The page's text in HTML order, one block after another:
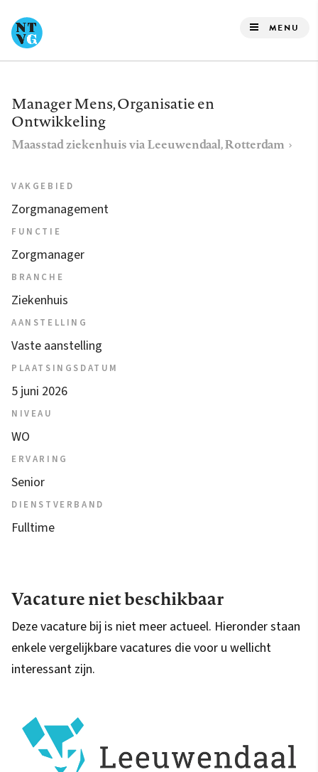
naar
de
gaan
MENU
Manager Mens, Organisatie en
Ontwikkeling
Maasstad ziekenhuis via Leeuwendaal, Rotterdam
VAKGEBIED
Zorgmanagement
FUNCTIE
Zorgmanager
BRANCHE
Ziekenhuis
AANSTELLING
Vaste aanstelling
PLAATSINGSDATUM
5 juni 2026
NIVEAU
WO
ERVARING
Senior
DIENSTVERBAND
Fulltime
Vacature niet beschikbaar
Deze vacature bij is niet meer actueel. Hieronder staan
enkele vergelijkbare vacatures die voor u wellicht
interessant zijn.